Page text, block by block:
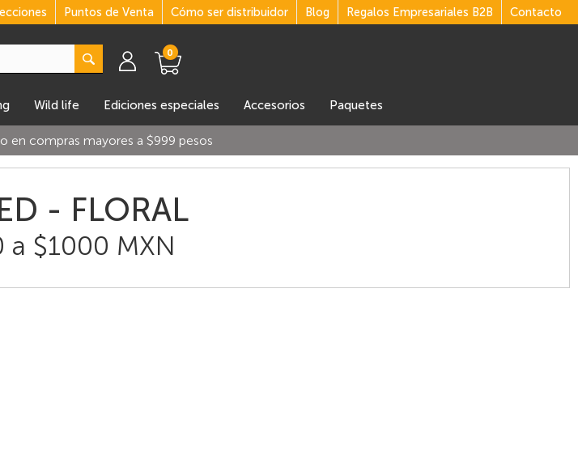
Puntos de Venta Cómo ser distribuidor Blog Regalos Empresariales B2B Contacto
0
wild life ediciones especiales accesorios Paquetes
en compras mayores a $999 pesos
- FLORAL
a $1000 MXN